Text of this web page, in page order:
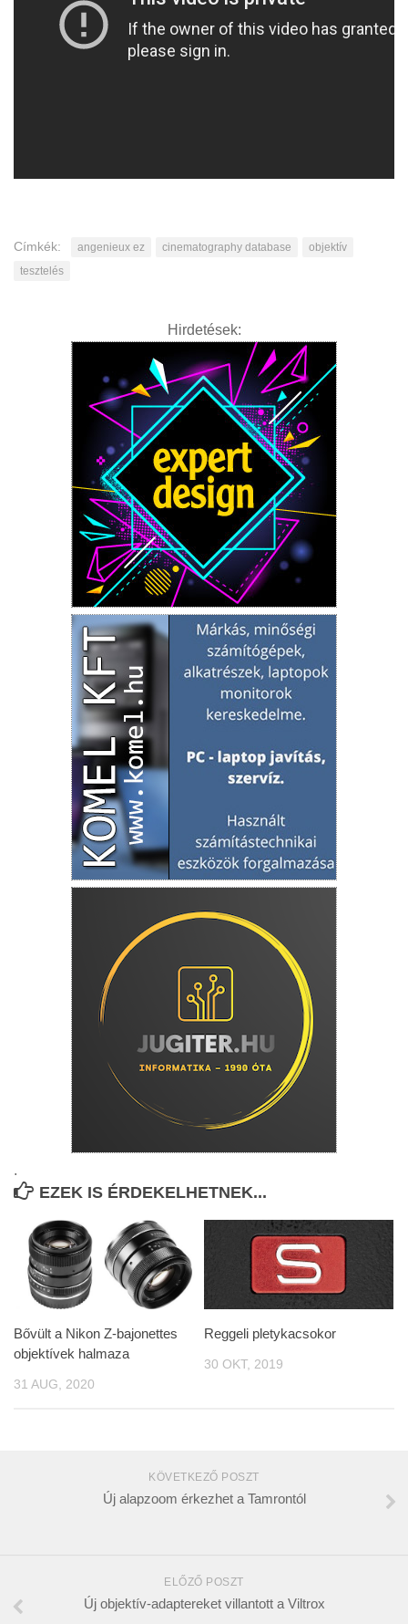
Címkék: angenieux ez cinematography database
objektív
tesztelés
Hirdetések:
.
EZEK IS ÉRDEKELHETNEK...
Bővült a Nikon Z-bajonettes
objektívek halmaza
31 AUG, 2020
Reggeli pletykacsokor
30 OKT, 2019
KÖVETKEZŐ POSZT
Új alapzoom érkezhet a Tamrontól
ELŐZŐ POSZT
Új objektív-adaptereket villantott a Viltrox